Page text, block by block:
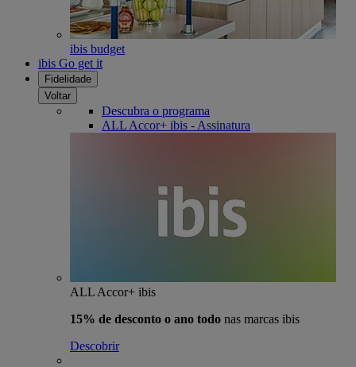
ibis budget
ibis Go get it
Fidelidade
Voltar
Descubra o programa
ALL Accor+ ibis - Assinatura
ALL Accor+ ibis
15% de desconto o ano todo nas marcas ibis
Descobrir